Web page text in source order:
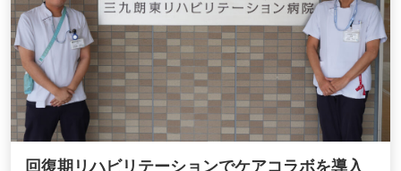
回復期リハビリテーションでケアコラボを導入